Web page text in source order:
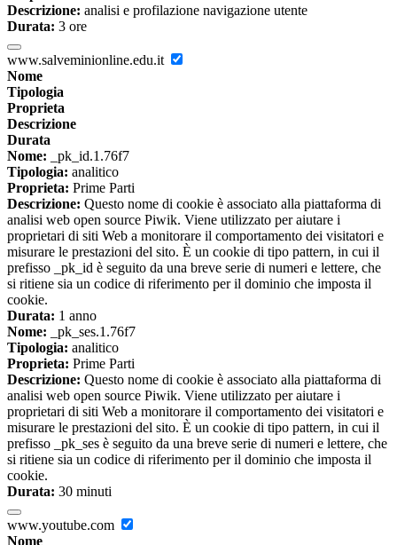
Descrizione: analisi e profilazione navigazione utente
Durata: 3 ore
www.salveminionline.edu.it
Nome
Tipologia
Proprieta
Descrizione
Durata
Nome: _pk_id.1.76f7
Tipologia: analitico
Proprieta: Prime Parti
Descrizione: Questo nome di cookie è associato alla piattaforma di
analisi web open source Piwik. Viene utilizzato per aiutare i
proprietari di siti Web a monitorare il comportamento dei visitatori e
misurare le prestazioni del sito. È un cookie di tipo pattern, in cui il
prefisso _pk_id è seguito da una breve serie di numeri e lettere, che
si ritiene sia un codice di riferimento per il dominio che imposta il
cookie.
Durata: 1 anno
Nome: _pk_ses.1.76f7
Tipologia: analitico
Proprieta: Prime Parti
Descrizione: Questo nome di cookie è associato alla piattaforma di
analisi web open source Piwik. Viene utilizzato per aiutare i
proprietari di siti Web a monitorare il comportamento dei visitatori e
misurare le prestazioni del sito. È un cookie di tipo pattern, in cui il
prefisso _pk_ses è seguito da una breve serie di numeri e lettere, che
si ritiene sia un codice di riferimento per il dominio che imposta il
cookie.
Durata: 30 minuti
www.youtube.com
Nome